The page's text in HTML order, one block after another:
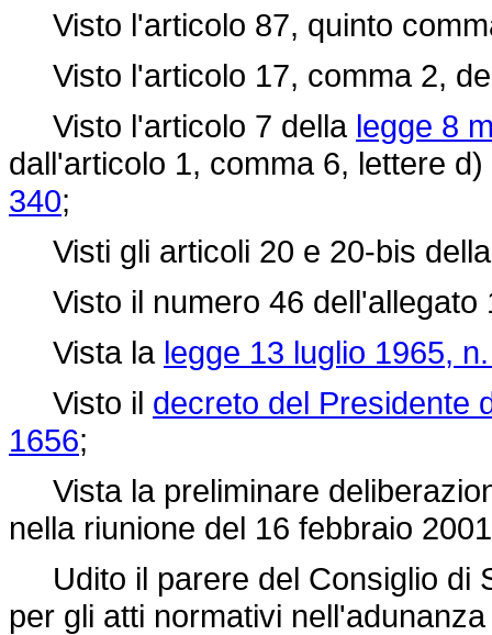
Visto l'articolo 87, quinto
Visto l'articolo 17, comma 2,
Visto l'articolo 7 della legge 8
dall'articolo 1, comma 6, lettere
340;
Visti gli articoli 20 e 20-bis
Visto il numero 46 dell'allegato
Vista la legge 13 luglio 1965,
Visto il decreto del Presidente
1656;
Vista la preliminare
nella riunione del 16 febbraio
Udito il parere del Consiglio di
per gli atti normativi